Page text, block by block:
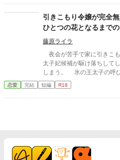
た。 ※ノーチェ作品の何か
き）がお読みいただけます。
引きこもり令嬢が完全
ひとつの花となるまで
藤原ライラ
夜会が苦手で家に引きこ
太子妃候補が駆け落ちして
しまう。 氷の王太子の呼
取り付く島もなく冷徹だと
くうちに、リリアーナは心
恋愛 完結 短編 R18